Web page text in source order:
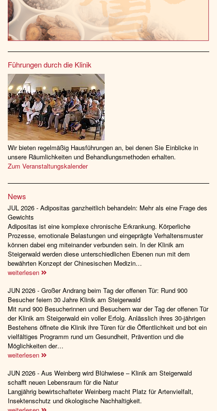
Führungen durch die Klinik
Wir bieten regelmäßig Hausführungen an, bei denen Sie Einblicke in
unsere Räumlichkeiten und Behandlungsmethoden erhalten.
Zum Veranstaltungskalender
News
JUL 2026 - Adipositas ganzheitlich behandeln: Mehr als eine Frage des
Gewichts
Adipositas ist eine komplexe chronische Erkrankung. Körperliche
Prozesse, emotionale Belastungen und eingeprägte Verhaltensmuster
können dabei eng miteinander verbunden sein. In der Klinik am
Steigerwald werden diese unterschiedlichen Ebenen nun mit dem
bewährten Konzept der Chinesischen Medizin…
weiterlesen
JUN 2026 - Großer Andrang beim Tag der offenen Tür: Rund 900
Besucher feiern 30 Jahre Klinik am Steigerwald
Mit rund 900 Besucherinnen und Besuchern war der Tag der offenen Tür
der Klinik am Steigerwald ein voller Erfolg. Anlässlich ihres 30-jährigen
Bestehens öffnete die Klinik ihre Türen für die Öffentlichkeit und bot ein
vielfältiges Programm rund um Gesundheit, Prävention und die
Möglichkeiten der…
weiterlesen
JUN 2026 - Aus Weinberg wird Blühwiese – Klinik am Steigerwald
schafft neuen Lebensraum für die Natur
Langjährig bewirtschafteter Weinberg macht Platz für Artenvielfalt,
Insektenschutz und ökologische Nachhaltigkeit.